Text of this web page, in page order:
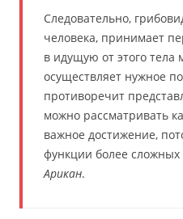
Следовательно,
человека, принимает
в идущую от этого тела
осуществляет нужное
противоречит
можно рассматривать
важное достижение,
функции более сложных
Арикан.